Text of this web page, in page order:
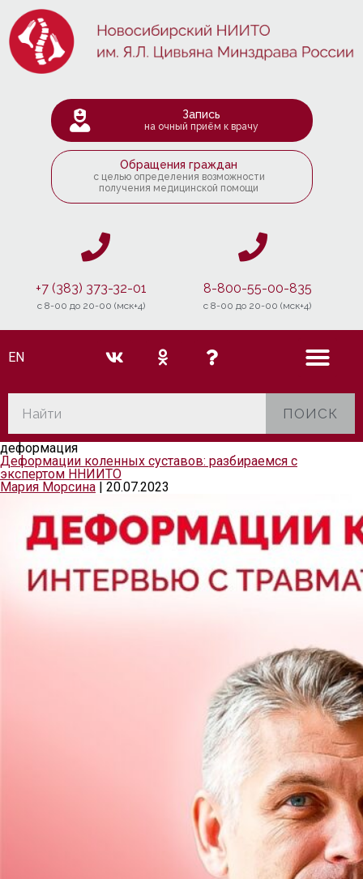
Запись
на очный приём к врачу
Обращения граждан
с целью определения возможности
получения медицинской помощи
+7 (383) 373-32-01
c 8-00 до 20-00 (мск+4)
8-800-55-00-835
c 8-00 до 20-00 (мск+4)
EN
ПОИСК
деформация
Деформации коленных суставов: разбираемся с
экспертом ННИИТО
Мария Морсина
20.07.2023